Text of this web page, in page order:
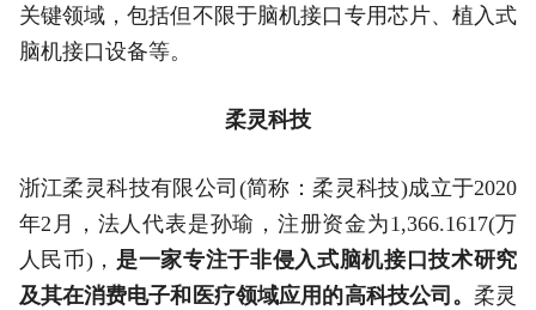
关键领域，包括但不限于脑机接口专用芯片、植入式
脑机接口设备等。
柔灵科技
浙江柔灵科技有限公司(简称：柔灵科技)成立于2020
年2月，法人代表是孙瑜，注册资金为1,366.1617(万
人民币)， 是一家专注于非侵入式脑机接口技术研究
及其在消费电子和医疗领域应用的高科技公司。柔灵